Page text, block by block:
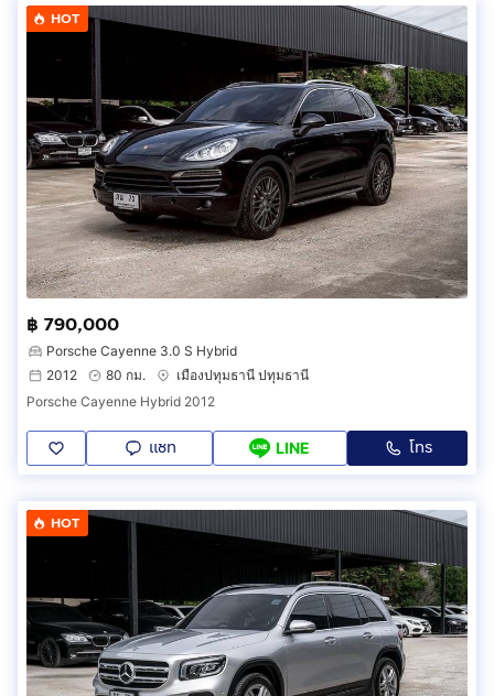
HOT
฿ 790,000
Porsche Cayenne 3.0 S Hybrid
2012
80 กม.
เมืองปทุมธานี ปทุมธานี
Porsche Cayenne Hybrid 2012
แชท LINE โทร
HOT